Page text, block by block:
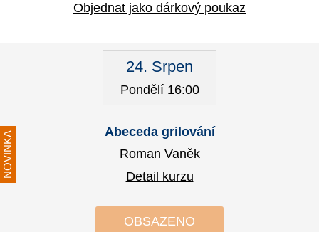
Objednat jako dárkový poukaz
24. Srpen
Pondělí 16:00
NOVINKA
Abeceda grilování
Roman Vaněk
Detail kurzu
OBSAZENO